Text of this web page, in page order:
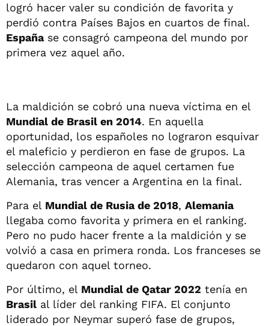
logró hacer valer su condición de favorita y
perdió contra Países Bajos en cuartos de final.
Españase consagró campeona del mundo por
primera vez aquel año.
La maldición se cobró una nueva víctima en el
Mundial de Brasil en 2014. En aquella
oportunidad, los españoles no lograron esquivar
el maleficio y perdieron en fase de grupos. La
selección campeona de aquel certamen fue
Alemania, tras vencer a Argentina en la final.
Para el Mundial de Rusia de 2018, Alemania
llegaba como favorita y primera en el ranking.
Pero no pudo hacer frente a la maldición y se
volvió a casa en primera ronda. Los franceses se
quedaron con aquel torneo.
Por último, el Mundial de Qatar 2022 tenía en
Brasil al líder del ranking FIFA. El conjunto
liderado por Neymar superó fase de grupos,